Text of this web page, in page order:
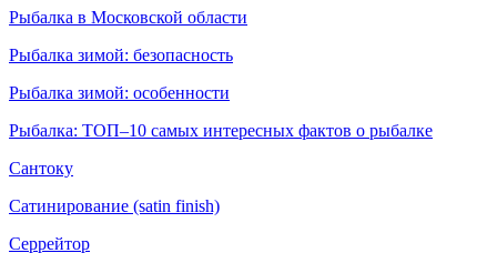
Рыбалка в Московской области
Рыбалка зимой: безопасность
Рыбалка зимой: особенности
Рыбалка: ТОП–10 самых интересных фактов о рыбалке
Сантоку
Сатинирование (satin finish)
Серрейтор